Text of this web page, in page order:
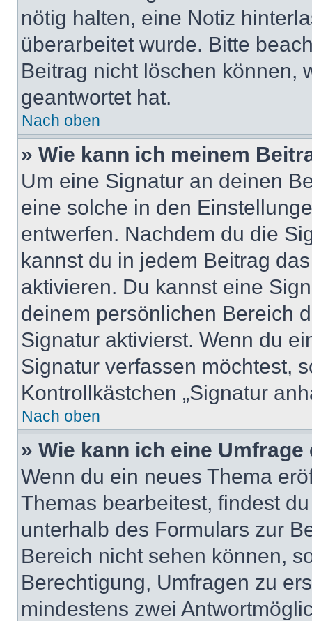
nötig halten, eine Notiz
überarbeitet wurde. Bitte
Beitrag nicht löschen können,
geantwortet hat.
Nach oben
» Wie kann ich meinem
Um eine Signatur an deinen
eine solche in den
entwerfen. Nachdem du die
kannst du in jedem Beitrag
aktivieren. Du kannst eine
deinem persönlichen Bereich
Signatur aktivierst. Wenn du
Signatur verfassen möchtest,
Kontrollkästchen „Signatur
Nach oben
» Wie kann ich eine
Wenn du ein neues Thema
Themas bearbeitest, findest
unterhalb des Formulars zur
Bereich nicht sehen können,
Berechtigung, Umfragen zu
mindestens zwei